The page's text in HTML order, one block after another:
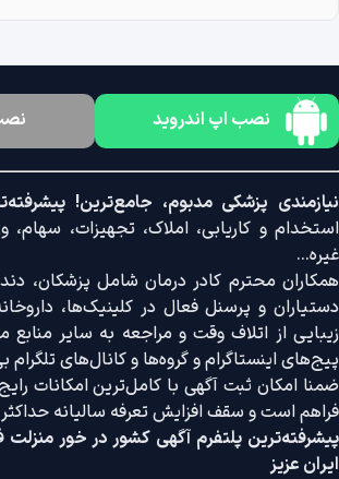
نصب اپ اندروید
نیازمندی پزشکی مدبوم، جامع‌ترین!
استخدام و کاریابی، املاک، تجهیزات،
غیره...
همکاران محترم کادر درمان شامل پزشکان،
دستیاران و پرسنل فعال در کلینیک‌ها،
زیبایی از اتلاف وقت و مراجعه به سایر منابع
پیج‌های اینستاگرام و گروه‌ها و کانال‌های تلگرام
ضمنا امکان ثبت آگهی با کامل‌ترین امکانات
فراهم است و سقف افزایش تعرفه سالیانه حداکثر 50 درصد خواهد بود.
پیشرفته‌ترین پلتفرم آگهی کشور در خور منزلت
ایران عزیز